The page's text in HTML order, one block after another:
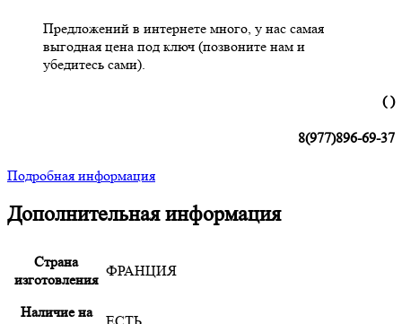
Предложений в интернете много, у нас самая
выгодная цена под ключ (позвоните нам и
убедитесь сами).
( )
8(977)896-69-37
Подробная информация
Дополнительная информация
Страна
изготовления
ФРАНЦИЯ
Наличие на